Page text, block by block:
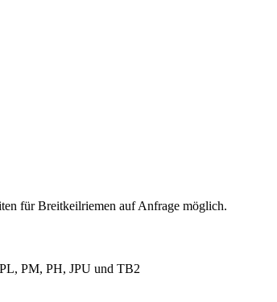
für Breitkeilriemen auf Anfrage möglich.
PM, PH, JPU und TB2